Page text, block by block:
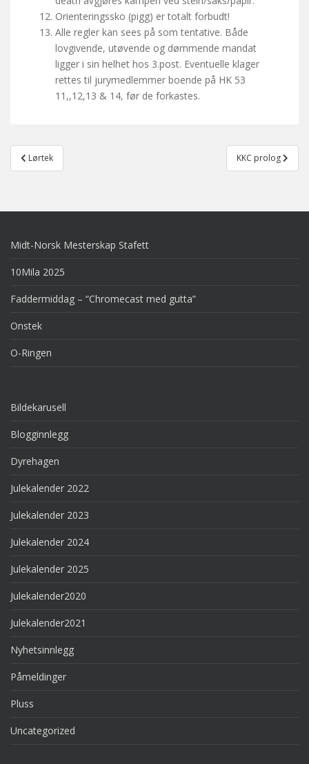
Orienteringssko (pigg) er totalt forbudt!
Alle regler kan sees på som tentative. Både
lovgivende, utøvende og dømmende mandat
ligger i sin helhet hos 3.post. Eventuelle klager
rettes til jurymedlemmer boende på HK 53
11,,12,13 & 14, før de forkastes.
Post
navigation
Lørtek KKC prolog
Midt-Norsk Mesterskap Stafett
10Mila 2025
Faddermiddag – “Chromecast med gutta”
Onstek
O-Ringen
Bildekarusell
Blogginnlegg
Dyrehagen
Julekalender 2022
Julekalender 2023
Julekalender 2024
Julekalender 2025
Julekalender2020
Julekalender2021
Nyhetsinnlegg
Påmeldinger
Pluss
Uncategorized